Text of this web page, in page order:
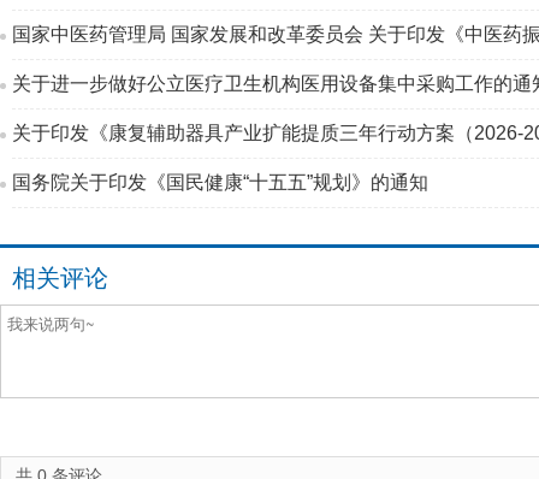
国家中医药管理局 国家发展和改革委员会 关于印发《中医药
关于进一步做好公立医疗卫生机构医用设备集中采购工作的通
关于印发《康复辅助器具产业扩能提质三年行动方案（2026-
国务院关于印发《国民健康“十五五”规划》的通知
相关评论